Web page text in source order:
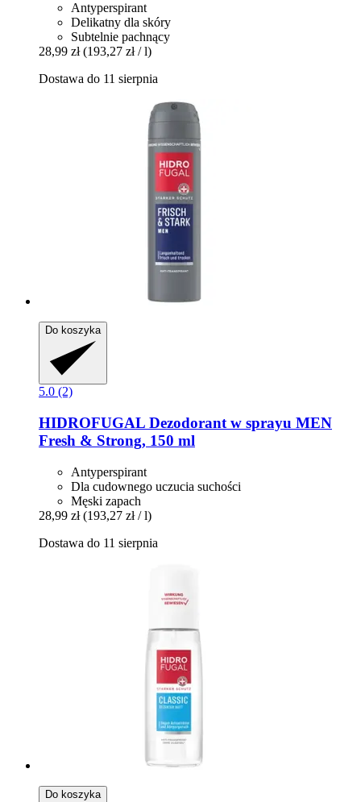
Antyperspirant
Delikatny dla skóry
Subtelnie pachnący
28,99 zł (193,27 zł / l)
Dostawa do 11 sierpnia
Do koszyka
5.0 (2)
HIDROFUGAL Dezodorant w sprayu MEN
Fresh & Strong, 150 ml
Antyperspirant
Dla cudownego uczucia suchości
Męski zapach
28,99 zł (193,27 zł / l)
Dostawa do 11 sierpnia
Do koszyka